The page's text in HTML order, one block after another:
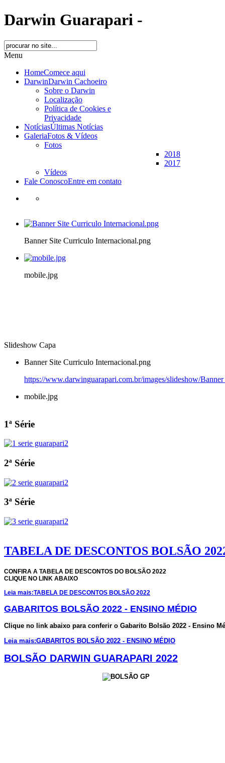
Darwin Guarapari -
Menu
HomeComece aqui
DarwinDarwin Cachoeiro
Sobre o Darwin
Localização
Política de Cookies e
Privacidade
NotíciasÚltimas Notícias
GaleriaFotos & Vídeos
Fotos
2018
2017
Vídeos
Fale ConoscoEntre em contato
Banner Site Curriculo Internacional.png
mobile.jpg
Slideshow Capa
Banner Site Curriculo Internacional.png
https://www.darwinguarapari.com.br/images/slideshow/
mobile.jpg
1ª Série
2ª Série
3ª Série
TABELA DE DESCONTOS BOLSÃO
CONFIRA A TABELA DE DESCONTOS DO BOLSÃO 2022
CLIQUE NO LINK ABAIXO
Leia mais:TABELA DE DESCONTOS BOLSÃO 2022
GABARITOS BOLSÃO 2022 - ENSINO MÉDIO
Clique no link abaixo para conferir o Gabarito Bolsão 2022 - Ensino
Leia mais:GABARITOS BOLSÃO 2022 - ENSINO MÉDIO
BOLSÃO DARWIN GUARAPARI 2022